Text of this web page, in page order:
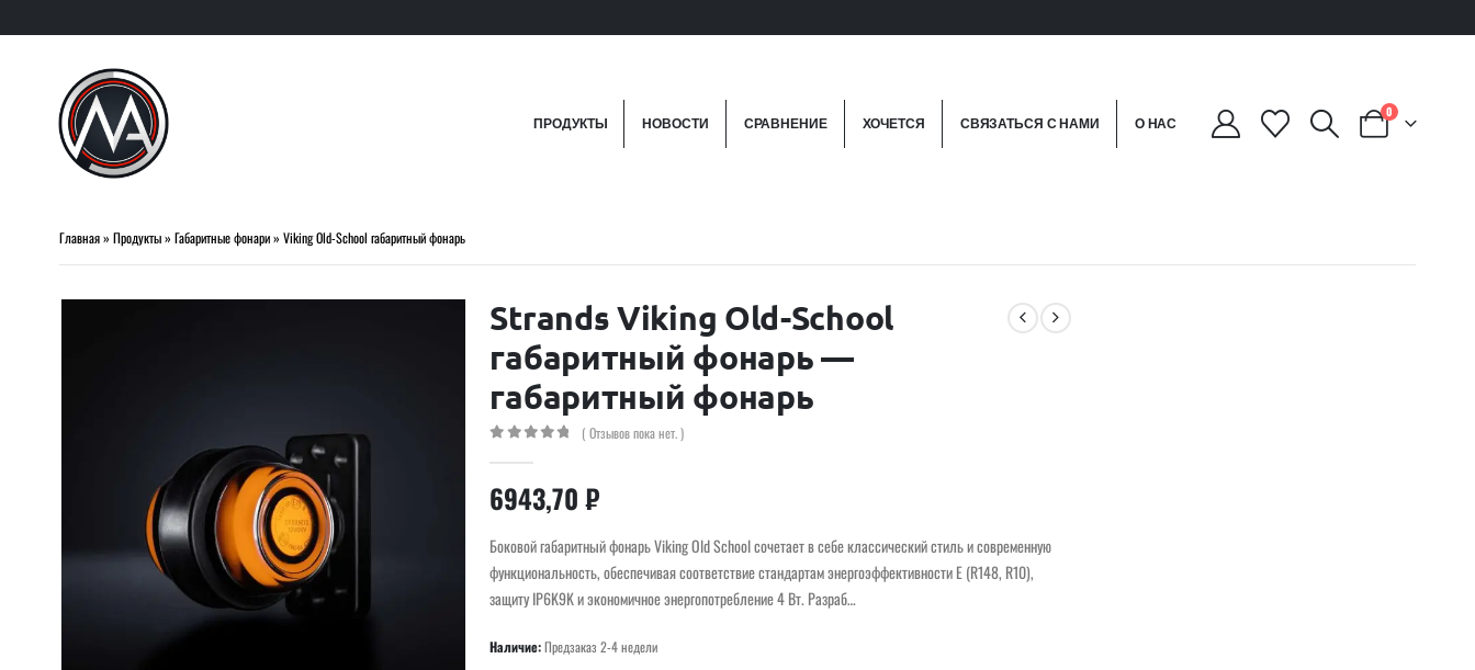
ПРОДУКТЫ НОВОСТИ СРАВНЕНИЕ ХОЧЕТСЯ СВЯЗАТЬСЯ С НАМИ О НАС
0
Главная» Продукты» Габаритные фонари» Viking Old-School габаритный фонарь
Strands Viking Old-School
габаритный фонарь —
габаритный фонарь
( Отзывов пока нет. )
6943,70₽
Боковой габаритный фонарь Viking Old School сочетает в себе классический стиль и современную
функциональность, обеспечивая соответствие стандартам энергоэффективности E (R148, R10),
защиту IP6K9K и экономичное энергопотребление 4 Вт. Разраб…
Наличие:Предзаказ 2-4 недели